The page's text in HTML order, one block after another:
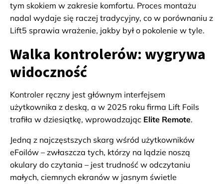
tym skokiem w zakresie komfortu. Proces montażu
nadal wydaje się raczej tradycyjny, co w porównaniu z
Lift5 sprawia wrażenie, jakby był o pokolenie w tyle.
Walka kontrolerów: wygrywa
widoczność
Kontroler ręczny jest głównym interfejsem
użytkownika z deską, a w 2025 roku firma Lift Foils
trafiła w dziesiątkę, wprowadzając Elite Remote.
Jedną z najczęstszych skarg wśród użytkowników
eFoilów – zwłaszcza tych, którzy na lądzie noszą
okulary do czytania – jest trudność w odczytaniu
małych, ciemnych ekranów w jasnym świetle